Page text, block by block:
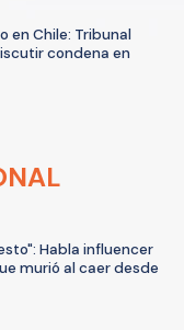
en Chile: Tribunal
condena en
Habla influencer
murió al caer desde